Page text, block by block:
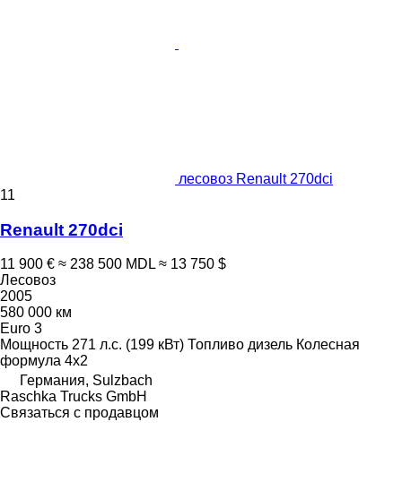
лесовоз Renault 270dci
11
Renault 270dci
11 900 € ≈ 238 500 MDL ≈ 13 750 $
Лесовоз
2005
580 000 км
Euro 3
Мощность 271 л.с. (199 кВт) Топливо дизель Колесная
формула 4x2
Германия, Sulzbach
Raschka Trucks GmbH
Связаться с продавцом